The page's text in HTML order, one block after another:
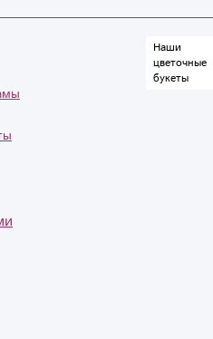
Наши
цветочные
букеты